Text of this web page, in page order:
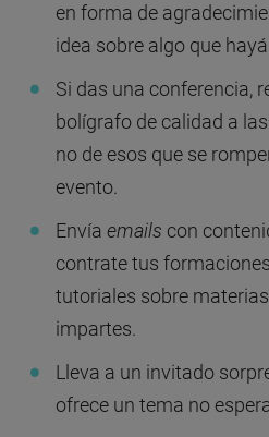
en forma de
idea sobre algo que
Si das una conferencia,
bolígrafo de calidad a
no de esos que se
evento.
Envía emails con
contrate tus
tutoriales sobre
impartes.
Lleva a un invitado
ofrece un tema no